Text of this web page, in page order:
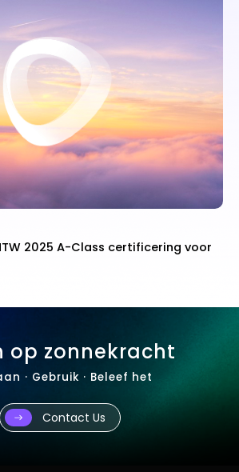
24, 2024
erkend als BNEF Tier 1 leider in
op zonnekracht
· Gebruik · Beleef het
Contact Us